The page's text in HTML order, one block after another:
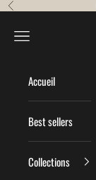
Passer au contenu
Précédent
Menu
Accueil
Best sellers
Collections